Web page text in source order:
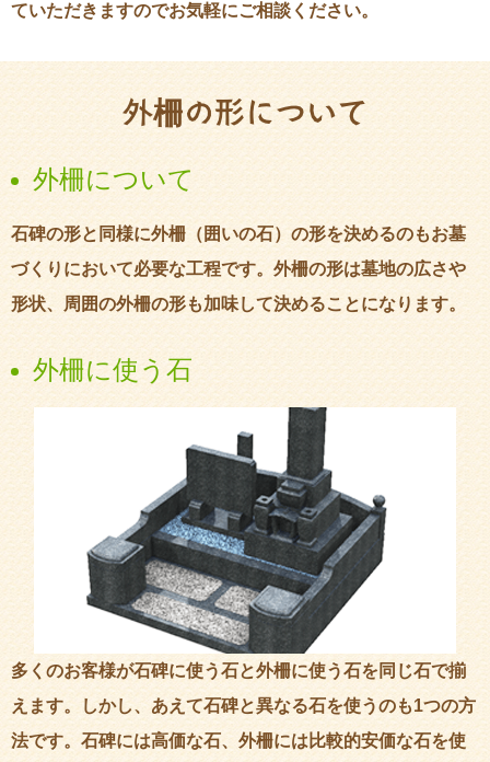
ていただきますのでお気軽にご相談ください。
外柵の形について
外柵について
石碑の形と同様に外柵（囲いの石）の形を決めるのもお墓
づくりにおいて必要な工程です。外柵の形は墓地の広さや
形状、周囲の外柵の形も加味して決めることになります。
外柵に使う石
多くのお客様が石碑に使う石と外柵に使う石を同じ石で揃
えます。しかし、あえて石碑と異なる石を使うのも1つの方
法です。石碑には高価な石、外柵には比較的安価な石を使